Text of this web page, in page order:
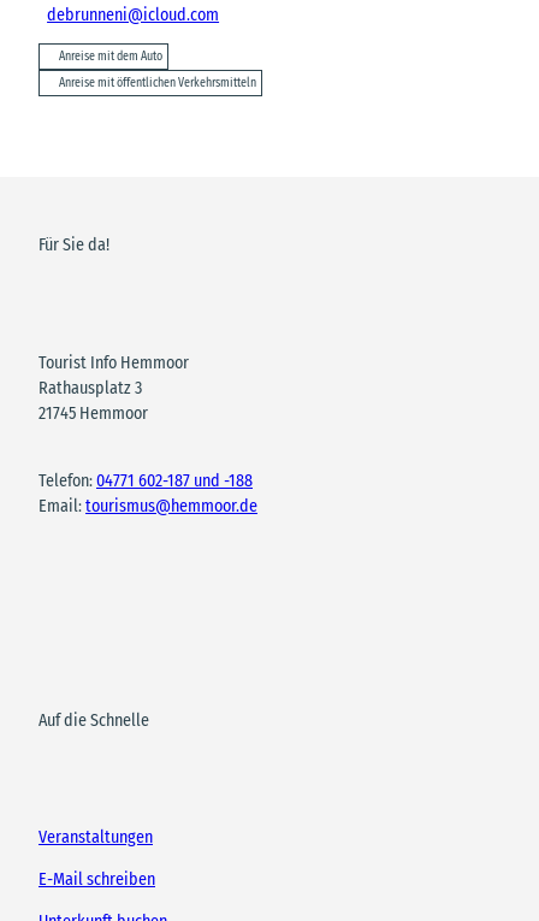
debrunneni@icloud.com
Anreise mit dem Auto
Anreise mit öffentlichen Verkehrsmitteln
Für Sie da!
Tourist Info Hemmoor
Rathausplatz 3
21745 Hemmoor
Telefon:04771 602-187 und -188
Email:tourismus@hemmoor.de
Auf die Schnelle
Veranstaltungen
E-Mail schreiben